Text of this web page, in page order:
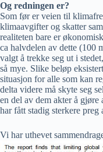
Og redningen er?
Som før er veien til
klimaavgifter og skatter
realiteten bare er
ca halvdelen av dette (100
valgt å trekke seg ut i
så mye. Slike beløp
situasjon for alle som kan
delta videre må skyte seg
en del av dem akter å
har fått stadig sterkere
Vi har uthevet